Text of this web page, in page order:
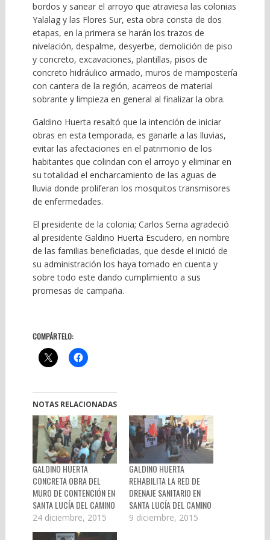
bordos y sanear el arroyo que atraviesa las colonias
Yalalag y las Flores Sur, esta obra consta de dos
etapas, en la primera se harán los trazos de
nivelación, despalme, desyerbe, demolición de piso
y concreto, excavaciones, plantillas, pisos de
concreto hidráulico armado, muros de mampostería
con cantera de la región, acarreos de material
sobrante y limpieza en general al finalizar la obra.
Galdino Huerta resaltó que la intención de iniciar
obras en esta temporada, es ganarle a las lluvias,
evitar las afectaciones en el patrimonio de los
habitantes que colindan con el arroyo y eliminar en
su totalidad el encharcamiento de las aguas de
lluvia donde proliferan los mosquitos transmisores
de enfermedades.
El presidente de la colonia; Carlos Serna agradeció
al presidente Galdino Huerta Escudero, en nombre
de las familias beneficiadas, que desde el inició de
su administración los haya tomado en cuenta y
sobre todo este dando cumplimiento a sus
promesas de campaña.
COMPÁRTELO:
NOTAS RELACIONADAS
GALDINO HUERTA
CONCRETA OBRA DEL
MURO DE CONTENCIÓN EN
SANTA LUCÍA DEL CAMINO
24 diciembre, 2015
GALDINO HUERTA
REHABILITA LA RED DE
DRENAJE SANITARIO EN
SANTA LUCÍA DEL CAMINO
9 diciembre, 2015